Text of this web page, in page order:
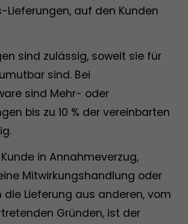
Lieferungen, auf den Kunden
sind zulässig, soweit sie für
sind. Bei
sind Mehr- oder
bis zu 10 % der vereinbarten
in Annahmeverzug,
Mitwirkungshandlung oder
Lieferung aus anderen, vom
Gründen, ist der